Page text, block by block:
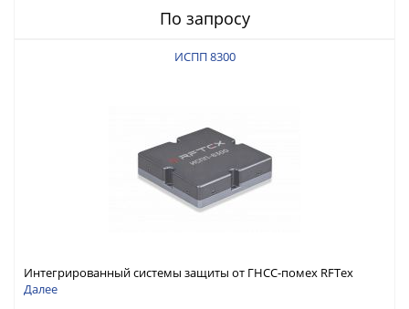
По запросу
ИСПП 8300
Интегрированный системы защиты от ГНСС-помех RFТех
ИСПП 8300
Далее